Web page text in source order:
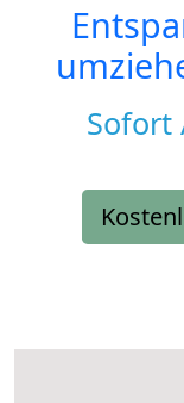
Sofort